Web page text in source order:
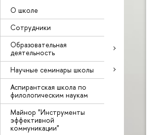
О школе
Сотрудники
Образовательная
деятельность
Научные семинары школы
Аспирантская школа по
филологическим наукам
Майнор "Инструменты
эффективной
коммуникации"